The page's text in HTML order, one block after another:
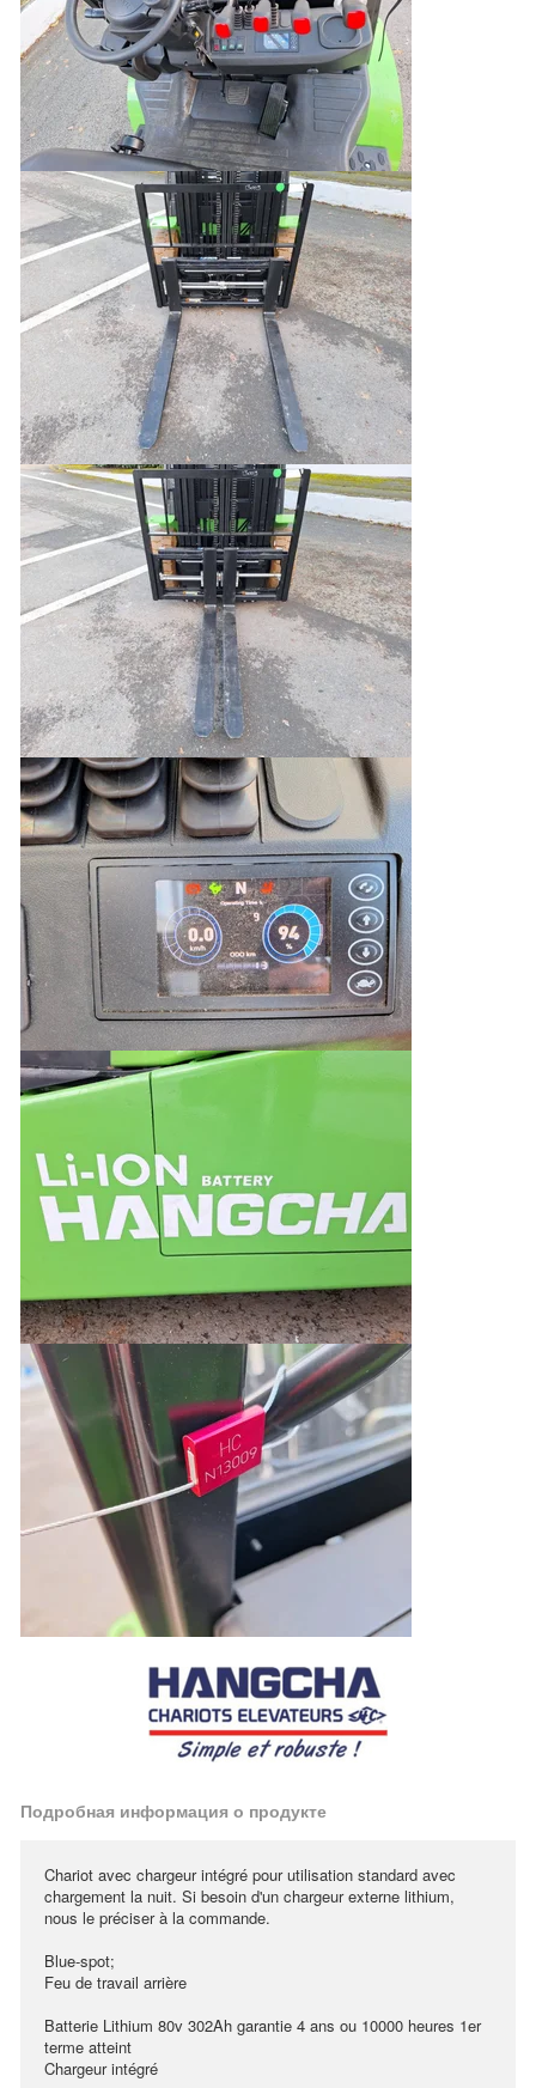
Подробная информация о продукте
Chariot avec chargeur intégré pour utilisation standard avec
chargement la nuit. Si besoin d'un chargeur externe lithium,
nous le préciser à la commande.
Blue-spot;
Feu de travail arrière
Batterie Lithium 80v 302Ah garantie 4 ans ou 10000 heures 1er
terme atteint
Chargeur intégré